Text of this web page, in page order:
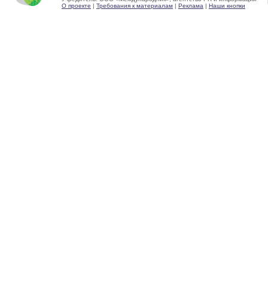
О проекте | Требования к материалам | Реклама | Наши кнопки